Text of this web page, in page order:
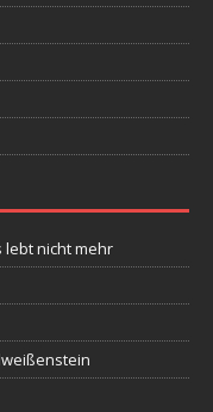
lebt nicht mehr